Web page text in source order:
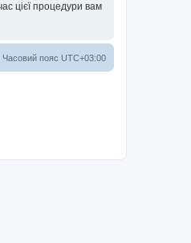
цієї процедури вам
Часовий пояс UTC+03:00